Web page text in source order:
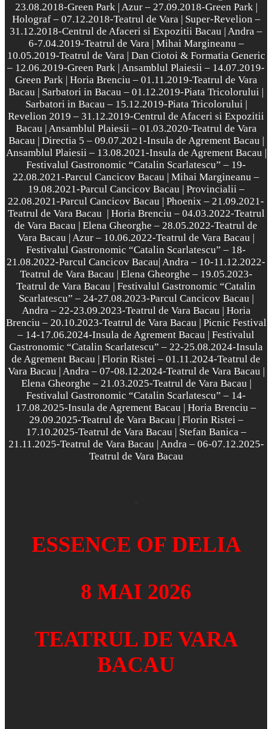
23.08.2018-Green Park | Azur – 27.09.2018-Green Park |
Holograf – 07.12.2018-Teatrul de Vara | Super-Revelion –
31.12.2018-Centrul de Afaceri si Expozitii Bacau | Andra –
6-7.04.2019-Teatrul de Vara | Mihai Margineanu –
10.05.2019-Teatrul de Vara | Dan Ciotoi & Formatia Generic
– 12.06.2019-Green Park | Ansamblul Plaiesii – 14.07.2019-
Green Park | Horia Brenciu – 01.11.2019-Teatrul de Vara
Bacau | Sarbatori in Bacau – 01.12.2019-Piata Tricolorului |
Sarbatori in Bacau – 15.12.2019-Piata Tricolorului |
Revelion 2019 – 31.12.2019-Centrul de Afaceri si Expozitii
Bacau | Ansamblul Plaiesii – 01.03.2020-Teatrul de Vara
Bacau | Directia 5 – 09.07.2021-Insula de Agrement Bacau |
Ansamblul Plaiesii – 13.08.2021-Insula de Agrement Bacau |
Festivalul Gastronomic “Catalin Scarlatescu” – 19-
22.08.2021-Parcul Cancicov Bacau | Mihai Margineanu –
19.08.2021-Parcul Cancicov Bacau | Provincialii –
22.08.2021-Parcul Cancicov Bacau | Phoenix – 21.09.2021-
Teatrul de Vara Bacau | Horia Brenciu – 04.03.2022-Teatrul
de Vara Bacau | Elena Gheorghe – 28.05.2022-Teatrul de
Vara Bacau | Azur – 10.06.2022-Teatrul de Vara Bacau |
Festivalul Gastronomic “Catalin Scarlatescu” – 18-
21.08.2022-Parcul Cancicov Bacau| Andra – 10-11.12.2022-
Teatrul de Vara Bacau | Elena Gheorghe – 19.05.2023-
Teatrul de Vara Bacau | Festivalul Gastronomic “Catalin
Scarlatescu” – 24-27.08.2023-Parcul Cancicov Bacau |
Andra – 22-23.09.2023-Teatrul de Vara Bacau | Horia
Brenciu – 20.10.2023-Teatrul de Vara Bacau | Picnic Festival
– 14-17.06.2024-Insula de Agrement Bacau | Festivalul
Gastronomic “Catalin Scarlatescu” – 22-25.08.2024-Insula
de Agrement Bacau | Florin Ristei – 01.11.2024-Teatrul de
Vara Bacau | Andra – 07-08.12.2024-Teatrul de Vara Bacau |
Elena Gheorghe – 21.03.2025-Teatrul de Vara Bacau |
Festivalul Gastronomic “Catalin Scarlatescu” – 14-
17.08.2025-Insula de Agrement Bacau | Horia Brenciu –
29.09.2025-Teatrul de Vara Bacau | Florin Ristei –
17.10.2025-Teatrul de Vara Bacau | Stefan Banica –
21.11.2025-Teatrul de Vara Bacau | Andra – 06-07.12.2025-
Teatrul de Vara Bacau
ESSENCE OF DELIA
8 MAI 2026
TEATRUL DE VARA
BACAU